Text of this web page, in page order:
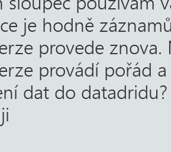
je hodně
provede
provádí pořád
dat do